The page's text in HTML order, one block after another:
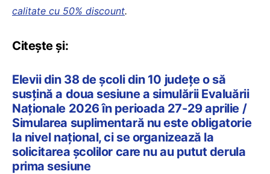
calitate cu 50% discount.
Citește și:
Elevii din 38 de școli din 10 județe o să
susțină a doua sesiune a simulării Evaluării
Naționale 2026 în perioada 27-29 aprilie /
Simularea suplimentară nu este obligatorie
la nivel național, ci se organizează la
solicitarea școlilor care nu au putut derula
prima sesiune